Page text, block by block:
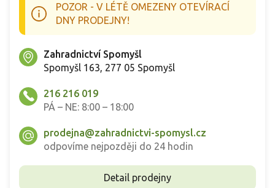
POZOR - V LÉTĚ OMEZENY OTEVÍRACÍ
DNY PRODEJNY!
Zahradnictví Spomyšl
Spomyšl 163, 277 05 Spomyšl
216 216 019
PÁ – NE: 8:00 – 18:00
prodejna@zahradnictvi-spomysl.cz
odpovíme nejpozději do 24 hodin
Detail prodejny